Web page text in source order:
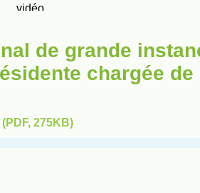
de grande
chargée de
275KB)